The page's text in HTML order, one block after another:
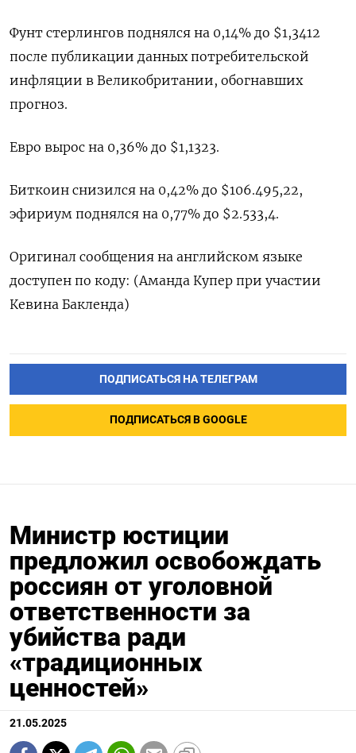
Фунт стерлингов поднялся на 0,14% до $1,3412​
после публикации данных потребительской
инфляции в Великобритании, обогнавших
прогноз.
Евро вырос на 0,36% до $1,1323​.
Биткоин снизился на 0,42% до $106.495,22,
эфириум поднялся на 0,77% до $2.533,4.
Оригинал сообщения на английском языке
доступен по коду: (Аманда Купер при участии
Кевина Бакленда)
ПОДПИСАТЬСЯ НА ТЕЛЕГРАМ
ПОДПИСАТЬСЯ В GOOGLE
Министр юстиции
предложил освобождать
россиян от уголовной
ответственности за
убийства ради
«традиционных
ценностей»
21.05.2025